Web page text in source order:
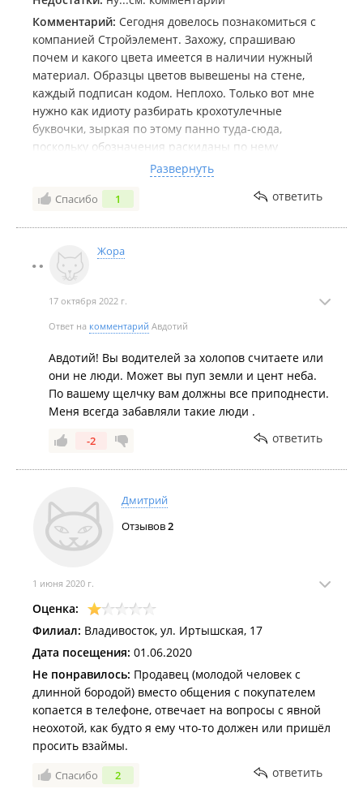
Комментарий: Сегодня довелось познакомиться с
компанией Стройэлемент. Захожу, спрашиваю
почем и какого цвета имеется в наличии нужный
материал. Образцы цветов вывешены на стене,
каждый подписан кодом. Неплохо. Только вот мне
нужно как идиоту разбирать крохотулечные
буквочки, зыркая по этому панно туда-сюда,
поскольку обозначения раскиданы по нему
хаотично. И еще... Знаете, я работал в продажах,
вот в этом во всем. И никогда не считал за труд
приподнять пятую точку, подойти к клиенту и
за доставку - ну это финиш. Во-первых, доставка 600,
а не 500 как пишут в объявлениях (практически на
нас водитель не каждую субботу выходит.
Интересно, это он на вас работает или вы на него?
работаем... Всегда поражала логика таких контор. Я
понимаю, вы в основном имеете дело с
ремонтными бригадами, которые сами приедут,
сами целый камаз материала загрузят. Куда там
мне с тремя стальками "ханьи". Но сыпаться все
всегда начинает с мелочей.
Так что в очередной раз советую потребителям
Развернуть
Спасибо 1 ответить
Жора
17 октября 2022 г.
Ответ на комментарий Авдотий
Авдотий! Вы водителей за холопов считаете или
они не люди. Может вы пуп земли и цент неба.
По вашему щелчку вам должны все приподнести.
Меня всегда забавляли такие люди .
-2 ответить
Дмитрий
Отзывов2
1 июня 2020 г.
Оценка:
Филиал: Владивосток, ул. Иртышская, 17
Дата посещения: 01.06.2020
Не понравилось: Продавец (молодой человек с
длинной бородой) вместо общения с покупателем
копается в телефоне, отвечает на вопросы с явной
неохотой, как будто я ему что-то должен или пришёл
просить взаймы.
Спасибо 2 ответить